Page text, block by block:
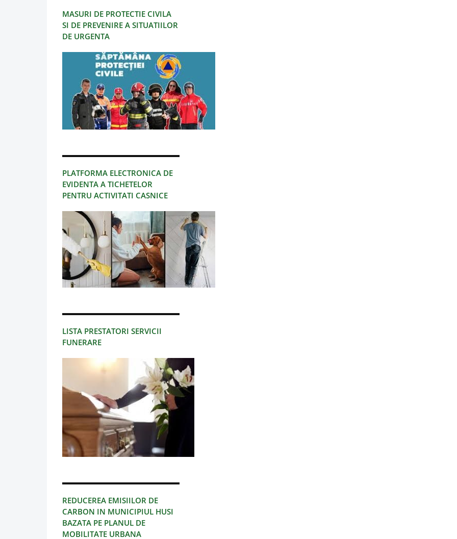
MASURI DE PROTECTIE CIVILA
SI DE PREVENIRE A SITUATIILOR
DE URGENTA
PLATFORMA ELECTRONICA DE
EVIDENTA A TICHETELOR
PENTRU ACTIVITATI CASNICE
LISTA PRESTATORI SERVICII
FUNERARE
REDUCEREA EMISIILOR DE
CARBON IN MUNICIPIUL HUSI
BAZATA PE PLANUL DE
MOBILITATE URBANA